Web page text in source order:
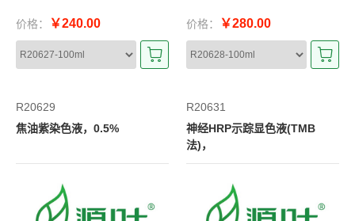
价格： ￥240.00 价格： ￥280.00
R20629
焦油紫染色液，0.5%
R20631
神经HRP示踪显色液(TMB
法)，